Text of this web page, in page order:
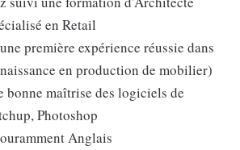
en Retail
première expérience réussie dans
en production de mobilier)
bonne maîtrise des logiciels de
Photoshop
Anglais